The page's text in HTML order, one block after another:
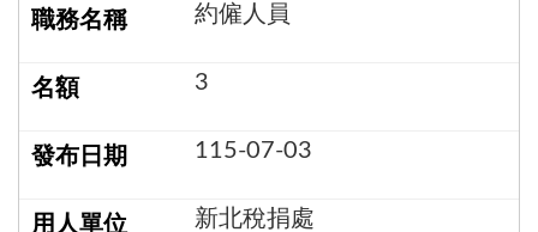
約僱人員
3
115-07-03
新北稅捐處